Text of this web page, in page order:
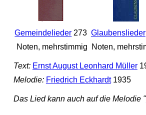
Gemeindelieder 273
Noten, mehrstimmig
Glaubenslieder
Noten,
Text: Ernst August Leonhard Müller
Melodie: Friedrich Eckhardt1935
Das Lied kann auch auf die Melodie "